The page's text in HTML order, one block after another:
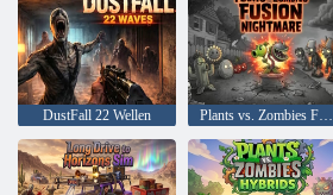
DustFall 22 Wellen Plants vs. Zombies Fusion Nightmare